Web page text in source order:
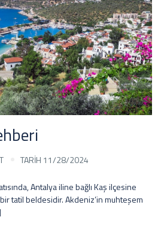
TARİH 11/28/2024
Antalya iline bağlı Kaş ilçesine
tatil beldesidir. Akdeniz’in muhteşem